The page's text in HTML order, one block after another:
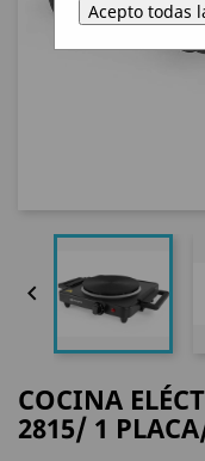

COCINA
2815/ 1
Acepto todas